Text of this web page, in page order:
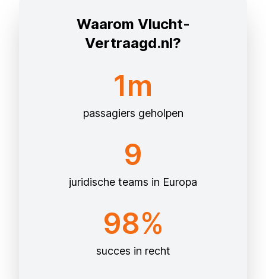
Waarom Vlucht-
Vertraagd.nl?
1m
passagiers geholpen
9
juridische teams in Europa
98%
succes in recht